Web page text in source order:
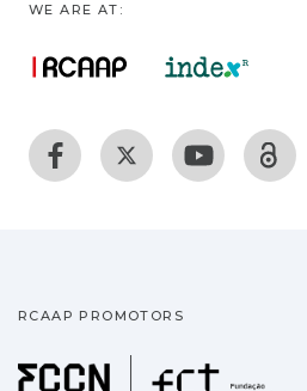
WE ARE AT:
RCAAP PROMOTORS